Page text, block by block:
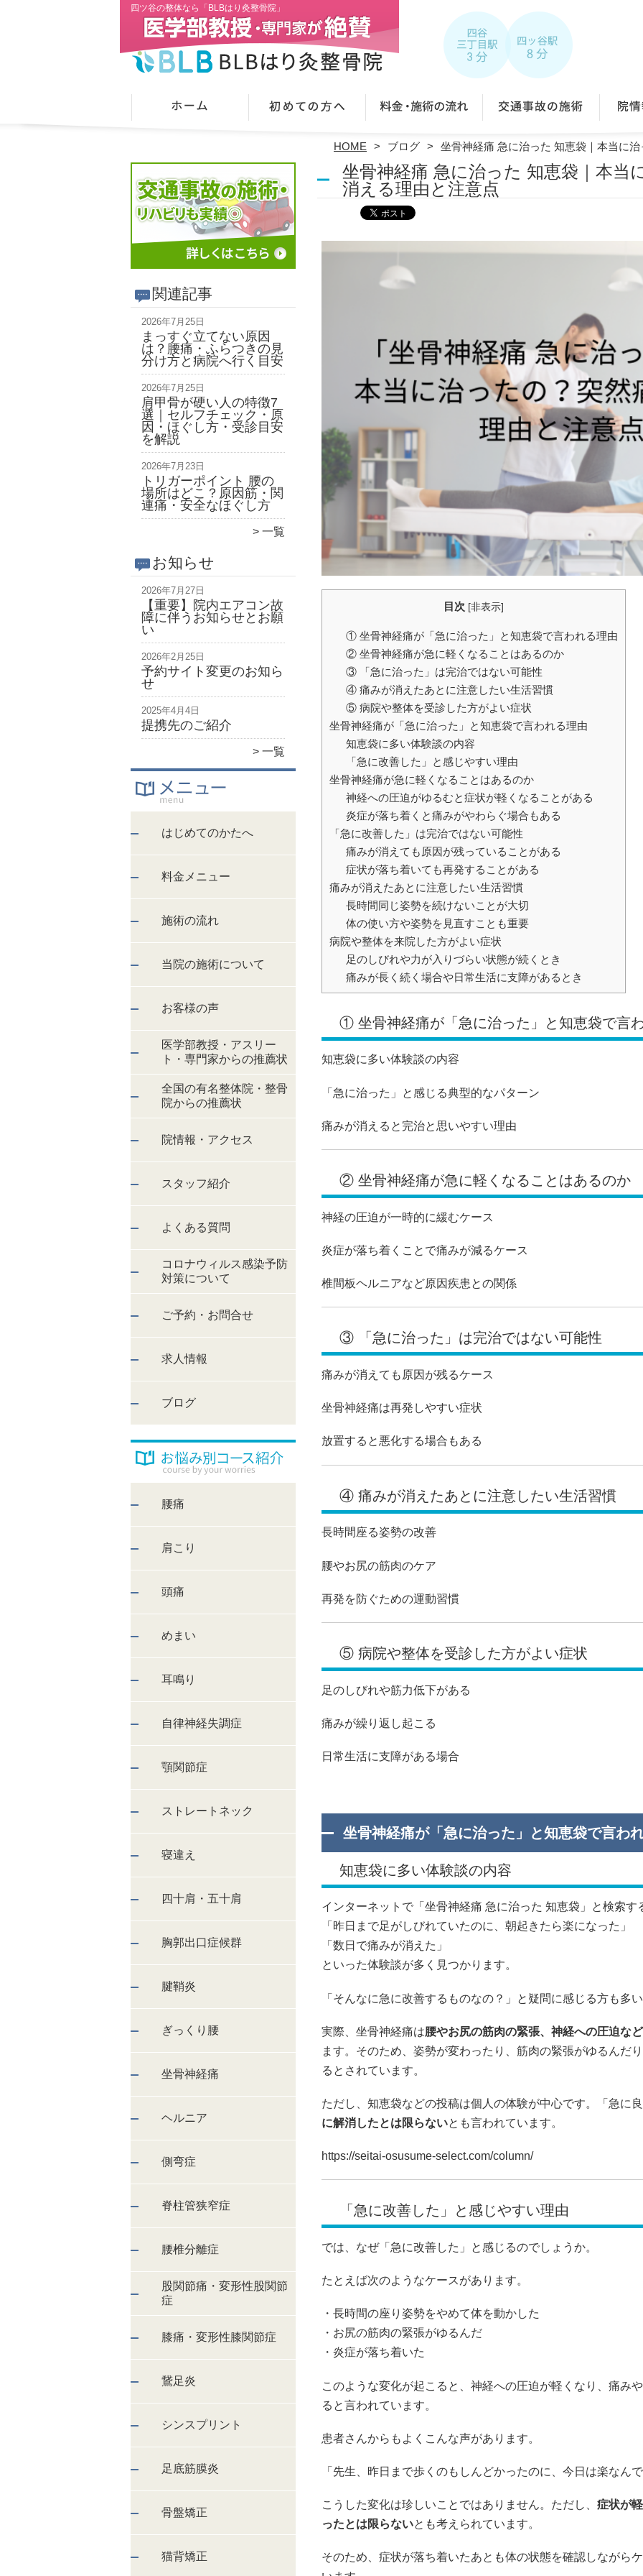
四ツ谷の整体なら「BLBはり灸整骨院」
HOME ブログ 坐骨神経痛 急に治った 知恵袋｜本当に
関連記事
2026年7月25日
まっすぐ立てない原因
は？腰痛・ふらつきの見
分け方と病院へ行く目安
2026年7月25日
肩甲骨が硬い人の特徴7
選｜セルフチェック・原
因・ほぐし方・受診目安
を解説
2026年7月23日
トリガーポイント 腰の
場所はどこ？原因筋・関
連痛・安全なほぐし方
一覧
お知らせ
2026年7月27日
【重要】院内エアコン故
障に伴うお知らせとお願
い
2026年2月25日
予約サイト変更のお知ら
せ
2025年4月4日
提携先のご紹介
一覧
はじめてのかたへ
料金メニュー
施術の流れ
当院の施術について
お客様の声
医学部教授・アスリー
ト・専門家からの推薦状
全国の有名整体院・整骨
院からの推薦状
院情報・アクセス
スタッフ紹介
よくある質問
コロナウィルス感染予防
対策について
ご予約・お問合せ
求人情報
ブログ
腰痛
肩こり
頭痛
めまい
耳鳴り
自律神経失調症
顎関節症
ストレートネック
寝違え
四十肩・五十肩
胸郭出口症候群
腱鞘炎
ぎっくり腰
坐骨神経痛
ヘルニア
側弯症
脊柱管狭窄症
腰椎分離症
股関節痛・変形性股関節
症
膝痛・変形性膝関節症
鵞足炎
シンスプリント
足底筋膜炎
骨盤矯正
猫背矯正
坐骨神経痛 急に治った 知恵袋｜本当
消える理由と注意点
目次 [非表示]
① 坐骨神経痛が「急に治った」と知恵袋で言われる理由
② 坐骨神経痛が急に軽くなることはあるのか
③ 「急に治った」は完治ではない可能性
④ 痛みが消えたあとに注意したい生活習慣
⑤ 病院や整体を受診した方がよい症状
坐骨神経痛が「急に治った」と知恵袋で言われる理由
知恵袋に多い体験談の内容
「急に改善した」と感じやすい理由
坐骨神経痛が急に軽くなることはあるのか
神経への圧迫がゆるむと症状が軽くなることがある
炎症が落ち着くと痛みがやわらぐ場合もある
「急に改善した」は完治ではない可能性
痛みが消えても原因が残っていることがある
症状が落ち着いても再発することがある
痛みが消えたあとに注意したい生活習慣
長時間同じ姿勢を続けないことが大切
体の使い方や姿勢を見直すことも重要
病院や整体を来院した方がよい症状
足のしびれや力が入りづらい状態が続くとき
痛みが長く続く場合や日常生活に支障があるとき
① 坐骨神経痛が「急に治った」と知恵袋で言
知恵袋に多い体験談の内容
「急に治った」と感じる典型的なパターン
痛みが消えると完治と思いやすい理由
② 坐骨神経痛が急に軽くなることはあるのか
神経の圧迫が一時的に緩むケース
炎症が落ち着くことで痛みが減るケース
椎間板ヘルニアなど原因疾患との関係
③ 「急に治った」は完治ではない可能性
痛みが消えても原因が残るケース
坐骨神経痛は再発しやすい症状
放置すると悪化する場合もある
④ 痛みが消えたあとに注意したい生活習慣
長時間座る姿勢の改善
腰やお尻の筋肉のケア
再発を防ぐための運動習慣
⑤ 病院や整体を受診した方がよい症状
足のしびれや筋力低下がある
痛みが繰り返し起こる
日常生活に支障がある場合
坐骨神経痛が「急に治った」と知恵袋で言わ
知恵袋に多い体験談の内容
インターネットで「坐骨神経痛 急に治った 知恵袋」と検索す
「昨日まで足がしびれていたのに、朝起きたら楽になった」
「数日で痛みが消えた」
といった体験談が多く見つかります。
「そんなに急に改善するものなの？」と疑問に感じる方も多い
実際、坐骨神経痛は腰やお尻の筋肉の緊張、神経への圧迫な
ます。そのため、姿勢が変わったり、筋肉の緊張がゆるんだ
るとされています。
ただし、知恵袋などの投稿は個人の体験が中心です。「急に
に解消したとは限らないとも言われています。
https://seitai-osusume-select.com/column/
「急に改善した」と感じやすい理由
では、なぜ「急に改善した」と感じるのでしょうか。
たとえば次のようなケースがあります。
・長時間の座り姿勢をやめて体を動かした
・お尻の筋肉の緊張がゆるんだ
・炎症が落ち着いた
このような変化が起こると、神経への圧迫が軽くなり、痛み
ると言われています。
患者さんからもよくこんな声があります。
「先生、昨日まで歩くのもしんどかったのに、今日は楽なんで
こうした変化は珍しいことではありません。ただし、 症状が
ったとは限らないとも考えられています。
そのため、症状が落ち着いたあとも体の状態を確認しながら